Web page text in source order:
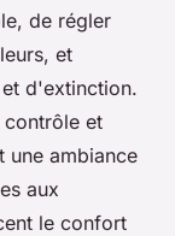
de régler
et
d'extinction.
contrôle et
une ambiance
aux
le confort